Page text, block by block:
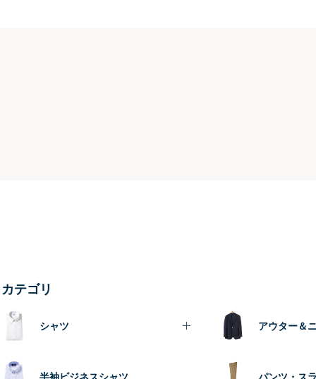
カテゴリ
シャツ
半袖ビジネスシャツ
アウター＆
パンツ・ス